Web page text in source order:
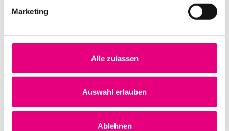
Marketing
Alle zulassen
Auswahl erlauben
Ablehnen
Nightmares on Wax
Learn more